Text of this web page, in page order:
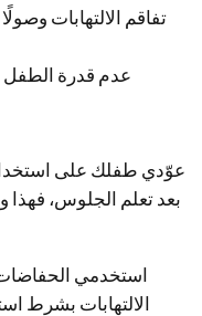
تفاقم الالتهابات
عدم قدرة الطفل
بعد تعلم الجلوس،
الالتهابات بشرط